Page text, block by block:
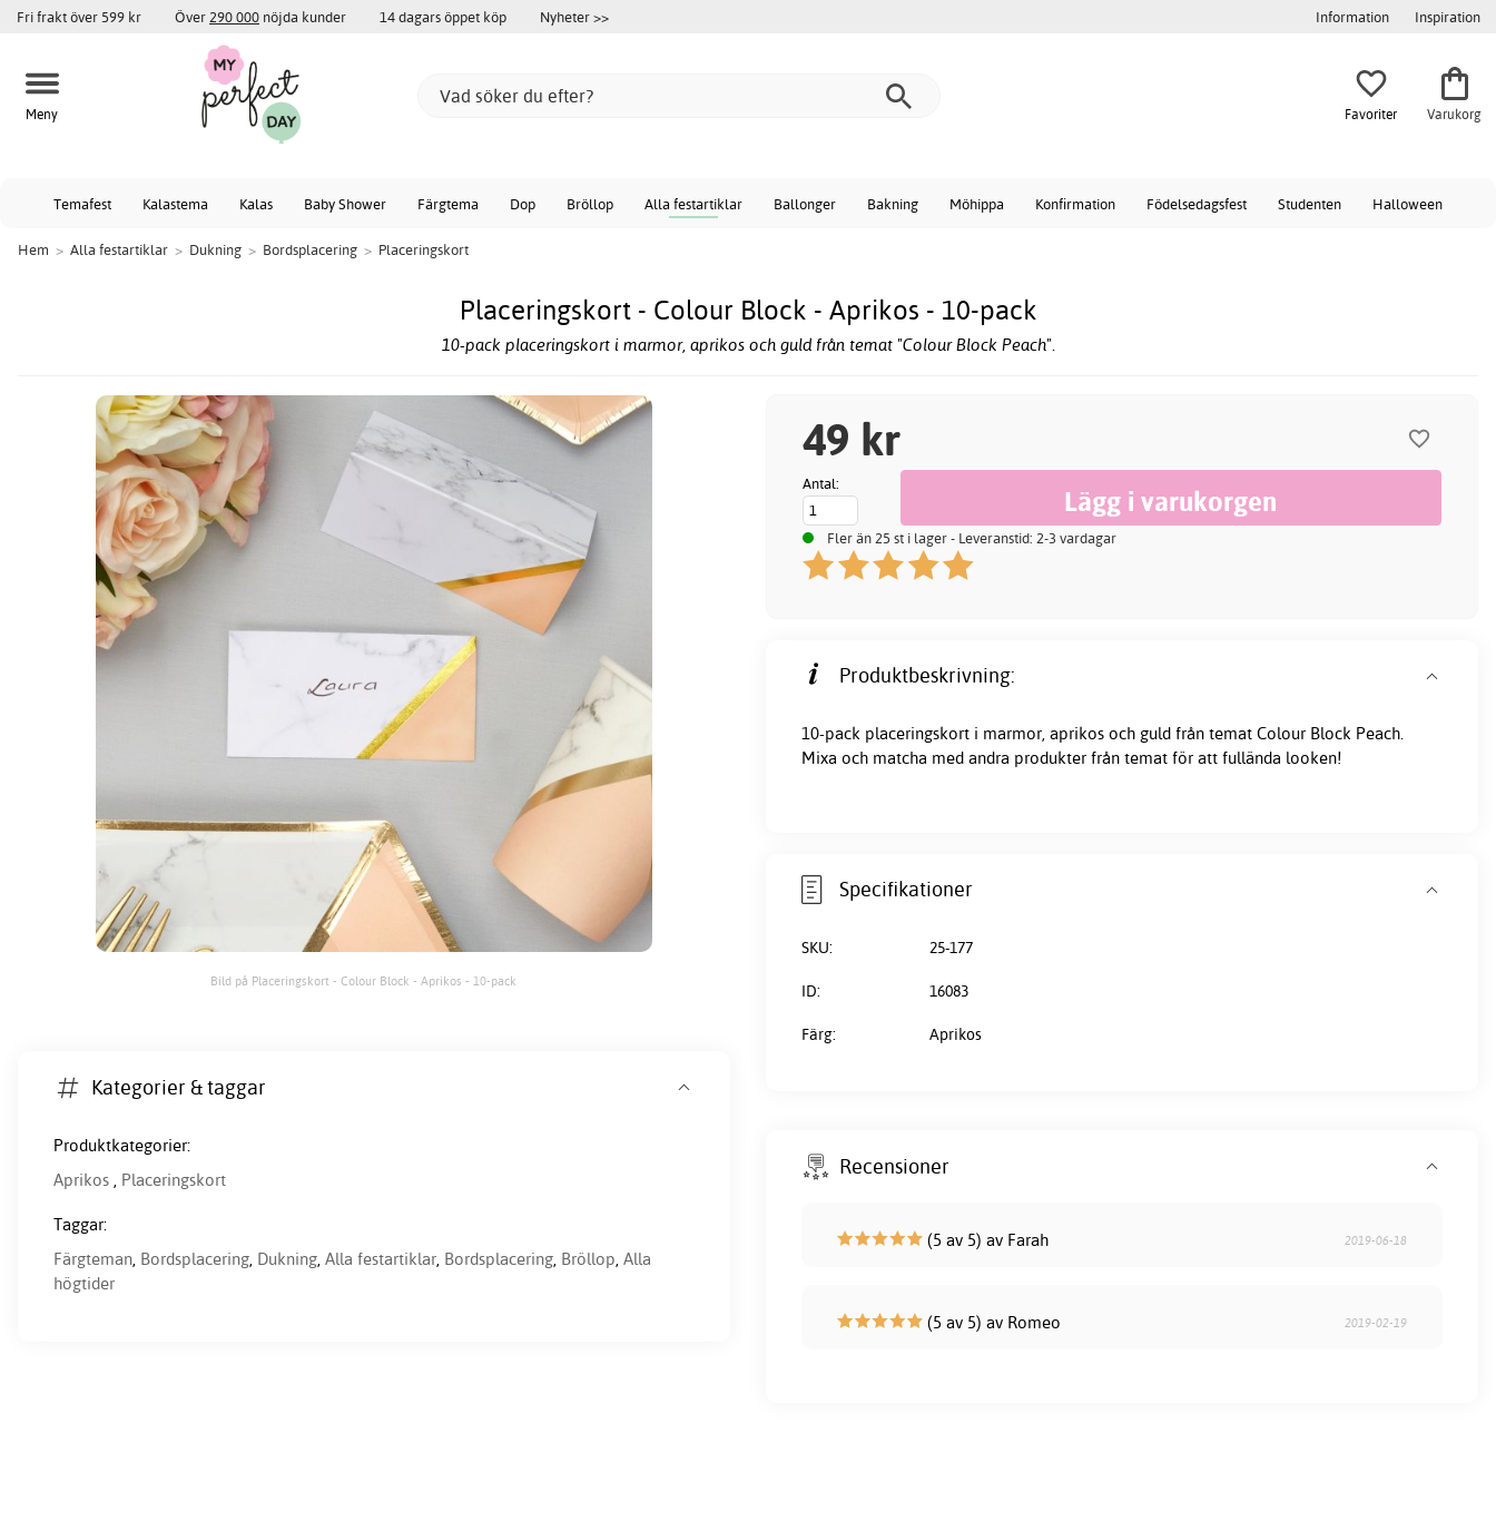
Fri frakt över 599 kr Över 290 000 nöjda kunder 14 dagars öppet köp Nyheter >> Information Inspiration
Meny Favoriter Varukorg
Temafest Kalastema Kalas Baby Shower Färgtema Dop Bröllop Alla festartiklar Ballonger Bakning Möhippa Konfirmation Födelsedagsfest Studenten Halloween
Hem > Alla festartiklar > Dukning > Bordsplacering > Placeringskort
Placeringskort - Colour Block - Aprikos - 10-pack
10-pack placeringskort i marmor, aprikos och guld från temat "Colour Block Peach".
Bild på Placeringskort - Colour Block - Aprikos - 10-pack
49 kr
Antal:
Fler än 25 st i lager - Leveranstid: 2-3 vardagar
Produktbeskrivning:
10-pack placeringskort i marmor, aprikos och guld från temat Colour Block Peach.
Mixa och matcha med andra produkter från temat för att fullända looken!
Specifikationer
SKU: 25-177
ID: 16083
Färg: Aprikos
Kategorier & taggar
Produktkategorier:
Aprikos , Placeringskort
Taggar:
Färgteman, Bordsplacering, Dukning, Alla festartiklar, Bordsplacering, Bröllop, Alla
högtider
Recensioner
(5 av 5) av Farah 2019-06-18
(5 av 5) av Romeo 2019-02-19